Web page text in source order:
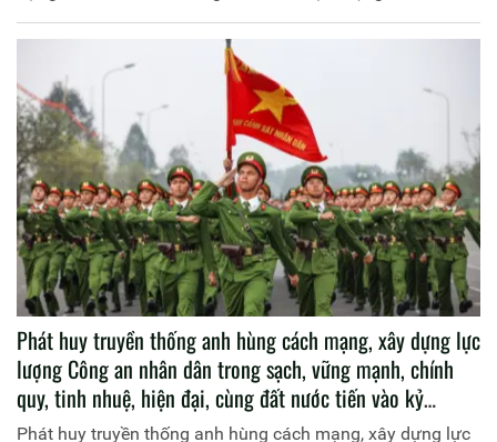
Phát huy truyền thống anh hùng cách mạng, xây dựng lực
lượng Công an nhân dân trong sạch, vững mạnh, chính
quy, tinh nhuệ, hiện đại, cùng đất nước tiến vào kỷ
nguyên phát triển mới
Phát huy truyền thống anh hùng cách mạng, xây dựng lực